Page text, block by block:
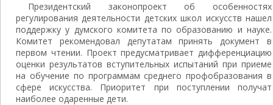
Президентский законопроект об особенностях
регулирования деятельности детских школ искусств нашел
поддержку у думского комитета по образованию и науке.
Комитет рекомендовал депутатам принять документ в
первом чтении. Проект предусматривает дифференциацию
оценки результатов вступительных испытаний при приеме
на обучение по программам среднего профобразования в
сфере искусства. Приоритет при поступлении получат
наиболее одаренные дети.